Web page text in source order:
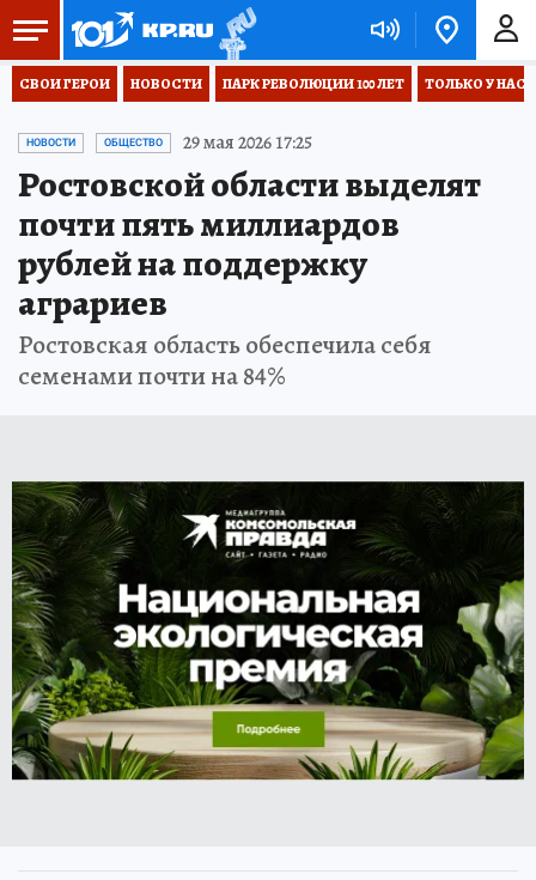
СВОИ ГЕРОИ НОВОСТИ ПАРК РЕВОЛЮЦИИ 100 ЛЕТ ТОЛЬКО У НАС
НОВОСТИ ОБЩЕСТВО 29 мая 2026 17:25
Ростовской области выделят
почти пять миллиардов
рублей на поддержку
аграриев
Ростовская область обеспечила себя
семенами почти на 84%